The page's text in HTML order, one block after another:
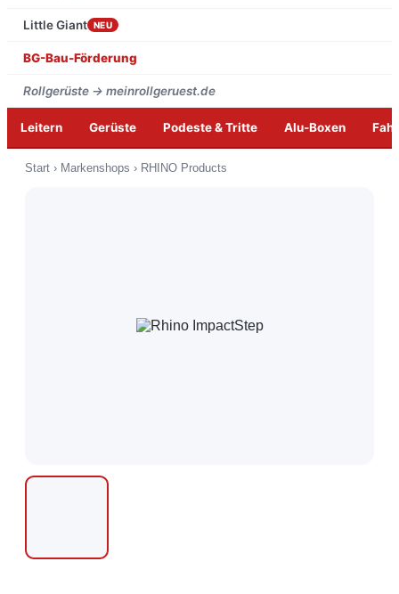
Little Giant NEU
BG-Bau-Förderung
Rollgerüste → meinrollgeruest.de
Leitern Gerüste Podeste & Tritte Alu-Boxen
Inhalt
Start › Markenshops › RHINO Products